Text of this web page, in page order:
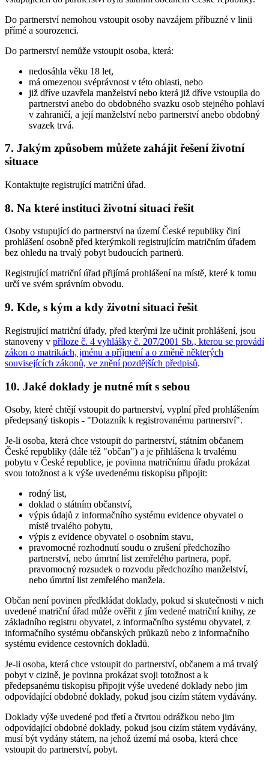
Do partnerství nemohou vstoupit osoby navzájem příbuzné v linii
přímé a sourozenci.
Do partnerství nemůže vstoupit osoba, která:
nedosáhla věku 18 let,
má omezenou svéprávnost v této oblasti, nebo
již dříve uzavřela manželství nebo která již dříve vstoupila do
partnerství anebo do obdobného svazku osob stejného pohlaví
v zahraničí, a její manželství nebo partnerství anebo obdobný
svazek trvá.
7. Jakým způsobem můžete zahájit řešení životní
situace
Kontaktujte registrující matriční úřad.
8. Na které instituci životní situaci řešit
Osoby vstupující do partnerství na území České republiky činí
prohlášení osobně před kterýmkoli registrujícím matričním úřadem
bez ohledu na trvalý pobyt budoucích partnerů.
Registrující matriční úřad přijímá prohlášení na místě, které k tomu
určí ve svém správním obvodu.
9. Kde, s kým a kdy životní situaci řešit
Registrující matriční úřady, před kterými lze učinit prohlášení, jsou
stanoveny v příloze č. 4 vyhlášky č. 207/2001 Sb., kterou se provádí
zákon o matrikách, jménu a příjmení a o změně některých
souvisejících zákonů, ve znění pozdějších předpisů.
10. Jaké doklady je nutné mít s sebou
Osoby, které chtějí vstoupit do partnerství, vyplní před prohlášením
předepsaný tiskopis - "Dotazník k registrovanému partnerství".
Je-li osoba, která chce vstoupit do partnerství, státním občanem
České republiky (dále též "občan") a je přihlášena k trvalému
pobytu v České republice, je povinna matričnímu úřadu prokázat
svou totožnost a k výše uvedenému tiskopisu připojit:
rodný list,
doklad o státním občanství,
výpis údajů z informačního systému evidence obyvatel o
místě trvalého pobytu,
výpis z evidence obyvatel o osobním stavu,
pravomocné rozhodnutí soudu o zrušení předchozího
partnerství, nebo úmrtní list zemřelého partnera, popř.
pravomocný rozsudek o rozvodu předchozího manželství,
nebo úmrtní list zemřelého manžela.
Občan není povinen předkládat doklady, pokud si skutečnosti v nich
uvedené matriční úřad může ověřit z jím vedené matriční knihy, ze
základního registru obyvatel, z informačního systému obyvatel, z
informačního systému občanských průkazů nebo z informačního
systému evidence cestovních dokladů.
Je-li osoba, která chce vstoupit do partnerství, občanem a má trvalý
pobyt v cizině, je povinna prokázat svoji totožnost a k
předepsanému tiskopisu připojit výše uvedené doklady nebo jim
odpovídající obdobné doklady, pokud jsou cizím státem vydávány.
Doklady výše uvedené pod třetí a čtvrtou odrážkou nebo jim
odpovídající obdobné doklady, pokud jsou cizím státem vydávány,
musí být vydány státem, na jehož území má osoba, která chce
vstoupit do partnerství, pobyt.